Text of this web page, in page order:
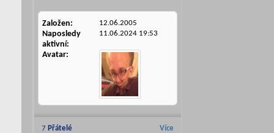
Založen 12.06.2005
Naposledy
aktivní
11.06.2024 19:53
Avatar
Více
7 Přátelé